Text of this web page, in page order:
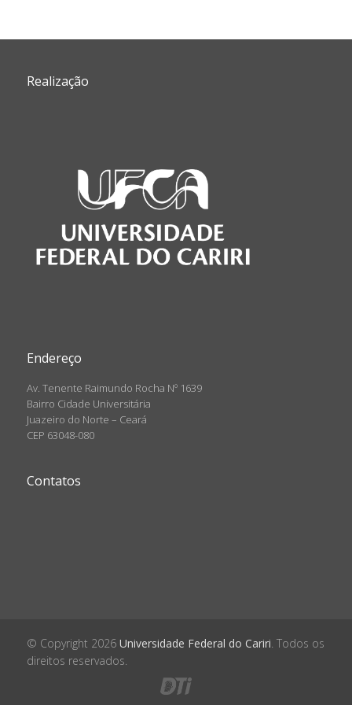
Realização
Endereço
Av. Tenente Raimundo Rocha Nº 1639
Bairro Cidade Universitária
Juazeiro do Norte – Ceará
CEP 63048-080
Contatos
© Copyright 2026 Universidade Federal do Cariri . Todos os
direitos reservados.